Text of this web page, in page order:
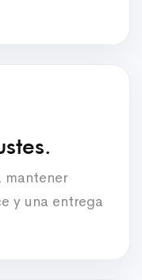
mantener
y una entrega